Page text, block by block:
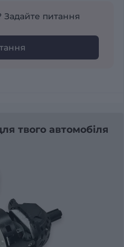
Задайте питання
твого автомобіля